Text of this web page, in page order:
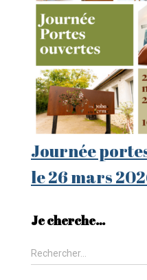
Journée
le 26 mars
Je cherche…
Rechercher…